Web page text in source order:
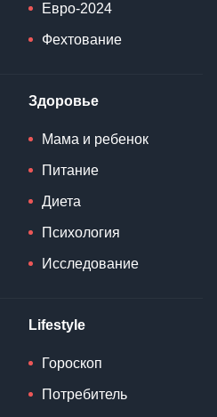
Евро-2024
Фехтование
Здоровье
Мама и ребенок
Питание
Диета
Психология
Исследование
Lifestyle
Гороскоп
Потребитель